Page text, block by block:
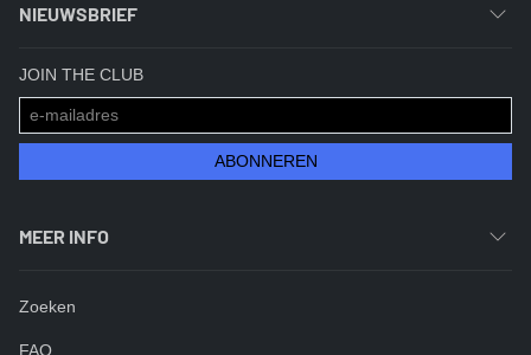
NIEUWSBRIEF
JOIN THE CLUB
ABONNEREN
MEER INFO
Zoeken
FAQ